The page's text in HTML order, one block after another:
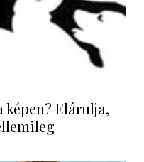
képen? Elárulja,